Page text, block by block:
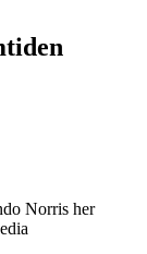
Norris her